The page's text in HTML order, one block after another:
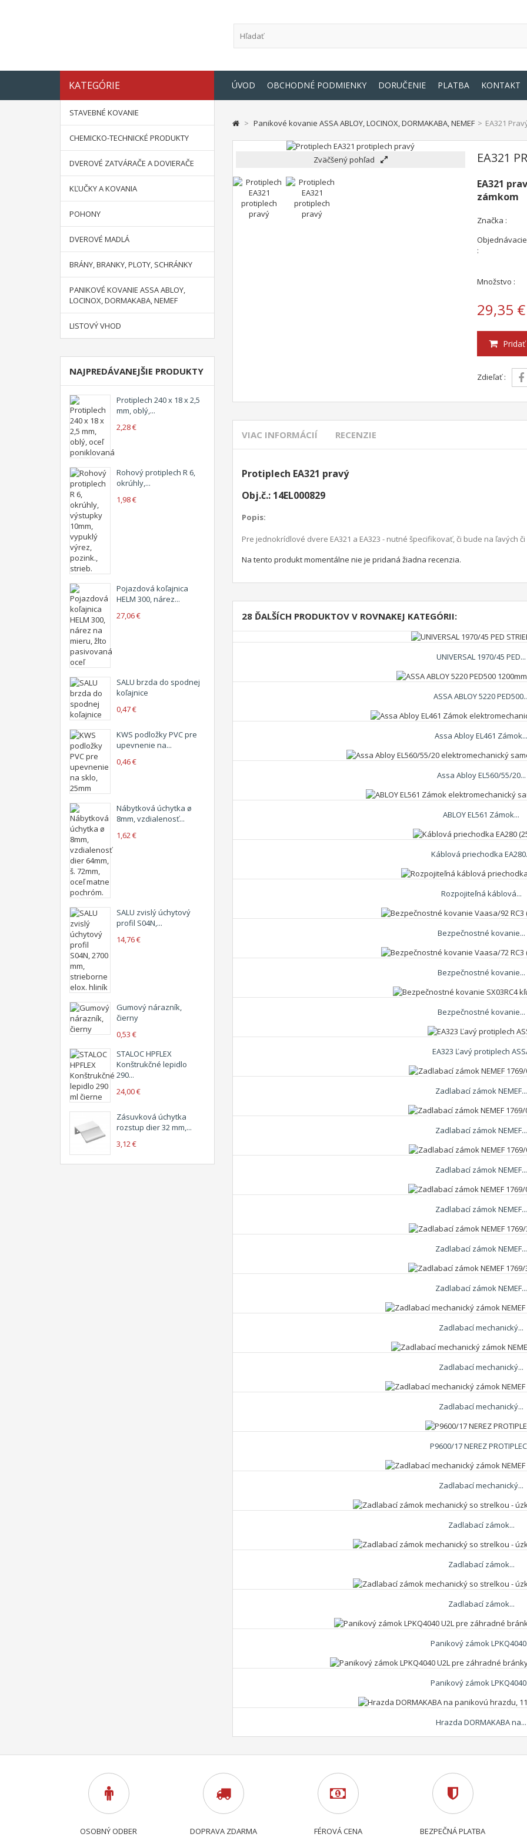
KATEGÓRIE ÚVOD OBCHODNÉ PODMIENKY DORUČENIE PLATBA KONTAKT
STAVEBNÉ KOVANIE
CHEMICKO-TECHNICKÉ PRODUKTY
DVEROVÉ ZATVÁRAČE A DOVIERAČE
KĽUČKY A KOVANIA
POHONY
DVEROVÉ MADLÁ
BRÁNY, BRANKY, PLOTY, SCHRÁNKY
PANIKOVÉ KOVANIE ASSA ABLOY,
LOCINOX, DORMAKABA, NEMEF
LISTOVÝ VHOD
NAJPREDÁVANEJŠIE PRODUKTY
Protiplech 240 x 18 x 2,5
mm, oblý,...
2,28 €
Rohový protiplech R 6,
okrúhly,...
1,98 €
Pojazdová koľajnica
HELM 300, nárez...
27,06 €
SALU brzda do spodnej
koľajnice
0,47 €
KWS podložky PVC pre
upevnenie na...
0,46 €
Nábytková úchytka ø
8mm, vzdialenosť...
1,62 €
SALU zvislý úchytový
profil S04N,...
14,76 €
Gumový nárazník,
čierny
0,53 €
STALOC HPFLEX
Konštrukčné lepidlo
290...
24,00 €
Zásuvková úchytka
rozstup dier 32 mm,...
3,12 €
> Panikové kovanie ASSA ABLOY, LOCINOX, DORMAKABA, NEMEF > EA321
Zväčšený pohľad EA321
EA321
zámkom
Značka :
:
Množstvo :
29,35 €
Zdieľať :
VIAC INFORMÁCIÍ RECENZIE
Protiplech EA321 pravý
Obj.č.: 14EL000829
Popis:
Pre jednokrídlové dvere EA321 a EA323 - nutné špecifikovať,či bude na ľavých či
Na tento produkt momentálne nie je pridaná žiadna recenzia.
28 ĎALŠÍCH PRODUKTOV V ROVNAKEJ KATEGÓRII:
UNIVERSAL 1970/45 PED...
ASSA ABLOY 5220
Assa Abloy EL461
Assa Abloy EL560/55/20...
ABLOY EL561 Zámok...
Káblová priechodka
Rozpojiteľná káblová...
Bezpečnostné kovanie...
Bezpečnostné kovanie...
Bezpečnostné kovanie...
EA323 Ľavý protiplech
Zadlabací zámok NEMEF...
Zadlabací zámok NEMEF...
Zadlabací zámok NEMEF...
Zadlabací zámok NEMEF...
Zadlabací zámok NEMEF...
Zadlabací zámok NEMEF...
Zadlabací mechanický...
Zadlabací mechanický...
Zadlabací mechanický...
P9600/17 NEREZ
Zadlabací mechanický...
Zadlabací zámok...
Zadlabací zámok...
Zadlabací zámok...
Panikový zámok
Panikový zámok
Hrazda DORMAKABA na...
OSOBNÝ ODBER DOPRAVA ZDARMA FÉROVÁ CENA BEZPEČNÁ PLATBA